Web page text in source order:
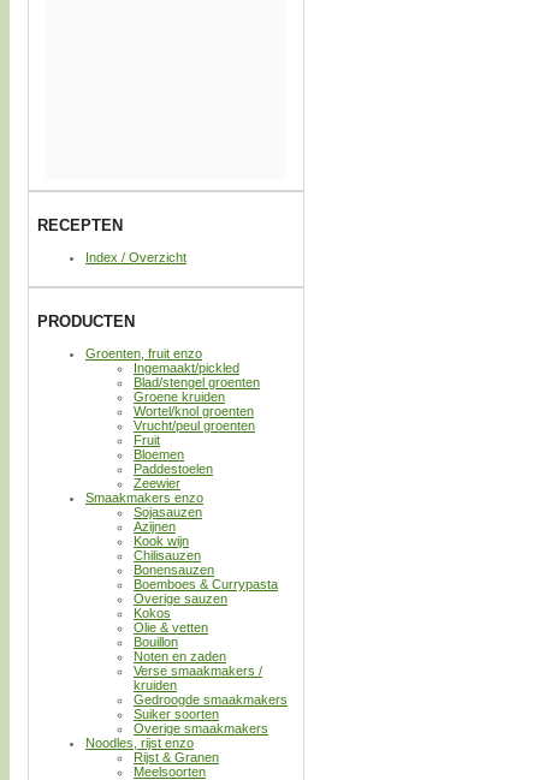
RECEPTEN
Index / Overzicht
PRODUCTEN
Groenten, fruit enzo
Ingemaakt/pickled
Blad/stengel groenten
Groene kruiden
Wortel/knol groenten
Vrucht/peul groenten
Fruit
Bloemen
Paddestoelen
Zeewier
Smaakmakers enzo
Sojasauzen
Azijnen
Kook wijn
Chilisauzen
Bonensauzen
Boemboes & Currypasta
Overige sauzen
Kokos
Olie & vetten
Bouillon
Noten en zaden
Verse smaakmakers /
kruiden
Gedroogde smaakmakers
Suiker soorten
Overige smaakmakers
Noodles, rijst enzo
Rijst & Granen
Meelsoorten